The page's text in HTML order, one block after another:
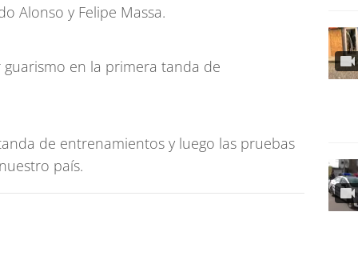
Alonso y Felipe Massa.
en la primera tanda de
de entrenamientos y luego las pruebas
país.